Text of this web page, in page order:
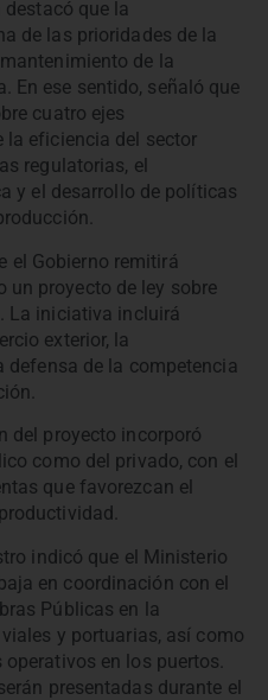
destacó que la
de las prioridades de la
de la
En ese sentido, señaló que
cuatro ejes
la eficiencia del sector
regulatorias, el
y el desarrollo de políticas
el Gobierno remitirá
un proyecto de ley sobre
La iniciativa incluirá
exterior, la
de la competencia
del proyecto incorporó
como del privado, con el
que favorezcan el
indicó que el Ministerio
en coordinación con el
Públicas en la
y portuarias, así como
en los puertos.
presentadas durante el